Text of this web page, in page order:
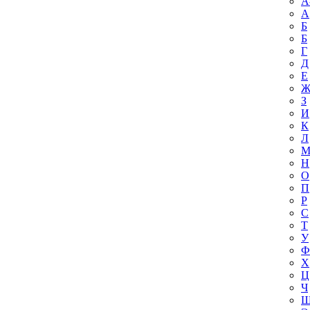
А
Б
Б
Г
Д
Е
Ж
З
И
К
Л
М
Н
О
П
Р
С
Т
У
Ф
Х
Ц
Ч